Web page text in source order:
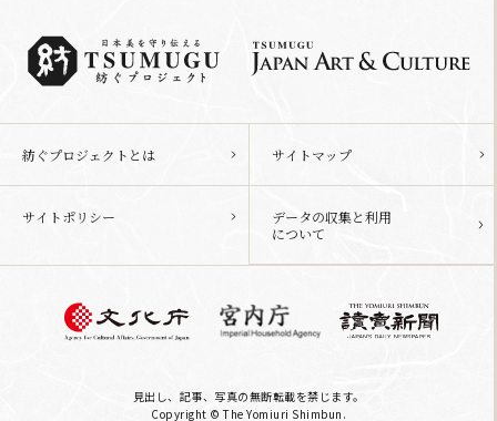
紡ぐプロジェクトとは サイトマップ
サイトポリシー
データの収集と利用
について
見出し、記事、写真の無断転載を禁じます。
Copyright © The Yomiuri Shimbun.